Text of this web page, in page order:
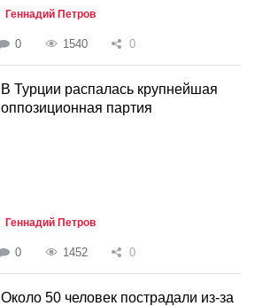
Геннадий Петров
0 1540 0
В Турции распалась крупнейшая
оппозиционная партия
Геннадий Петров
0 1452 0
Около 50 человек пострадали из-за